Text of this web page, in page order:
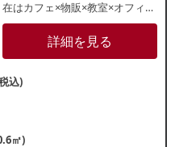
在はカフェ×物販×教室×オフィス
として使用中。2026年8⽉末⽇ま
での成約で居抜き相談可能です
ので、お問合せはお早めに！
詳細を見る
込)
㎡)